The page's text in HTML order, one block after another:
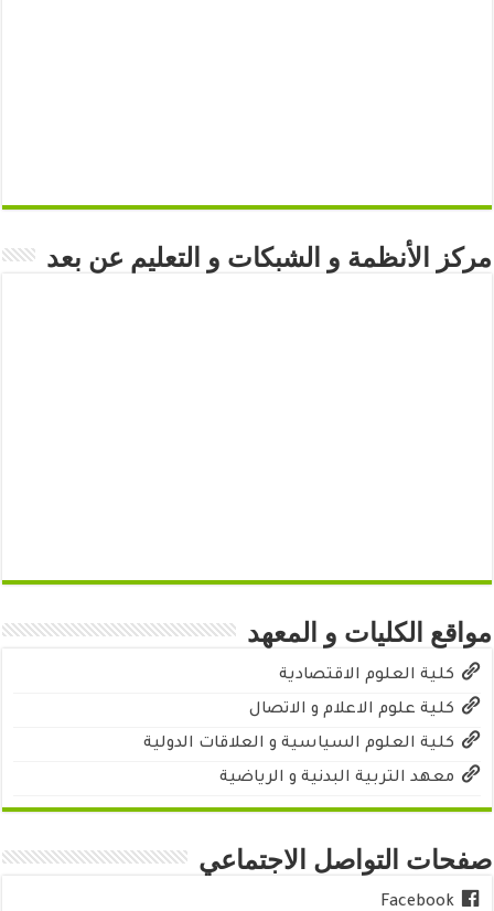
مركز الأنظمة و الشبكات و التعليم عن بعد
مواقع الكليات و المعهد
كلية العلوم الاقتصادية
كلية علوم الاعلام و الاتصال
كلية العلوم السياسية و العلاقات الدولية
معهد التربية البدنية و الرياضية
صفحات التواصل الاجتماعي
Facebook